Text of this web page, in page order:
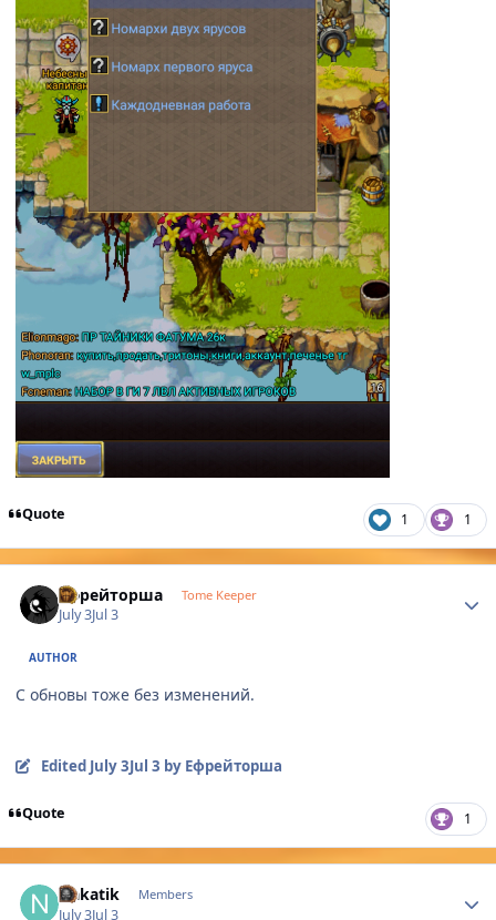
Quote 1 1
Ефрейторша Tome Keeper
July 3Jul 3
AUTHOR
С обновы тоже без изменений.
Edited July 3Jul 3 by Ефрейторша
Quote 1
Nakatik Members
July 3Jul 3